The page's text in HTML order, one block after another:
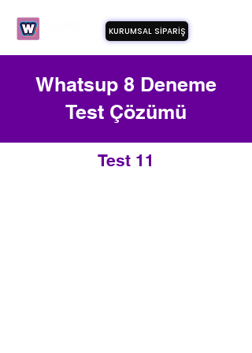
KURUMSAL SİPARİŞ
Whatsup 8 Deneme
Test Çözümü
Test 11